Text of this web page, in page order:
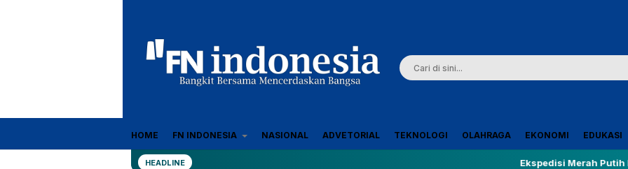
fn-indonesia.com
Sumber Referensi Terpercaya
HOME FN INDONESIA NASIONAL ADVETORIAL TEKNOLOGI OLAHRAGA EKONOMI EDUKASI
HEADLINE Ekspedisi Merah Putih Presisi